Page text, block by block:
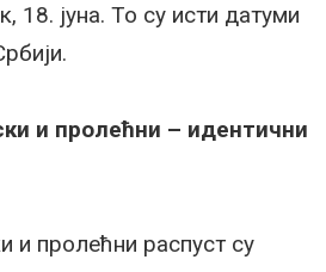
18. јуна. То су исти датуми
и пролећни – идентични
и пролећни распуст су